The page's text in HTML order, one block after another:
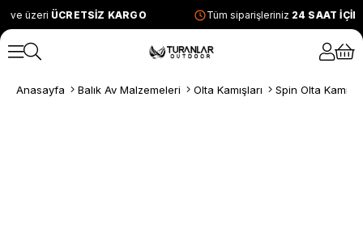
ve üzeri ÜCRETSİZ KARGO Tüm siparişleriniz 24 SAAT
Anasayfa Balık Av Malzemeleri Olta Kamışları Spin Olta